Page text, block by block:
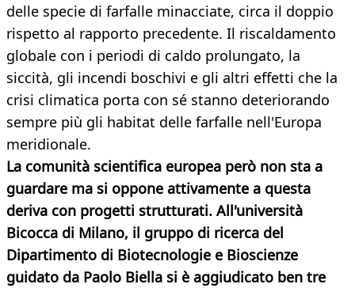
delle specie di farfalle minacciate, circa il doppio
rispetto al rapporto precedente. Il riscaldamento
globale con i periodi di caldo prolungato, la
siccità, gli incendi boschivi e gli altri effetti che la
crisi climatica porta con sé stanno deteriorando
sempre più gli habitat delle farfalle nell'Europa
meridionale.
La comunità scientifica europea però non sta a
guardare ma si oppone attivamente a questa
deriva con progetti strutturati. All'università
Bicocca di Milano, il gruppo di ricerca del
Dipartimento di Biotecnologie e Bioscienze
guidato da Paolo Biella si è aggiudicato ben tre